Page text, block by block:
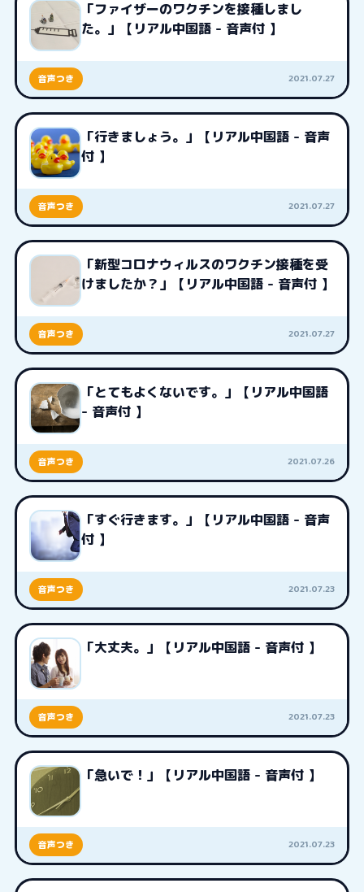
「ファイザーのワクチンを接種しまし
た。」【リアル中国語 - 音声付 】
音声つき 2021.07.27
「行きましょう。」【リアル中国語 - 音声
付 】
音声つき 2021.07.27
「新型コロナウィルスのワクチン接種を受
けましたか？」【リアル中国語 - 音声付 】
音声つき 2021.07.27
「とてもよくないです。」【リアル中国語
- 音声付 】
音声つき 2021.07.26
「すぐ行きます。」【リアル中国語 - 音声
付 】
音声つき 2021.07.23
「大丈夫。」【リアル中国語 - 音声付 】
音声つき 2021.07.23
「急いで！」【リアル中国語 - 音声付 】
音声つき 2021.07.23